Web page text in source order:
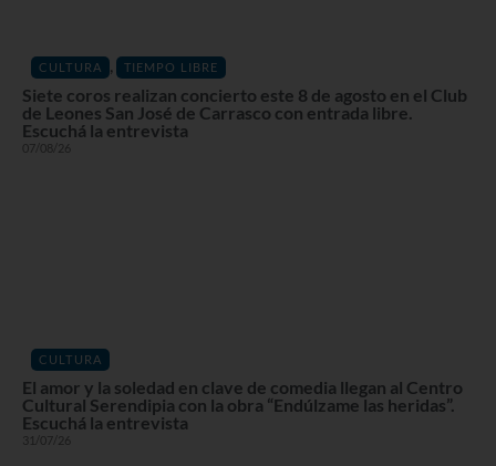
CULTURA , TIEMPO LIBRE
Siete coros realizan concierto este 8 de agosto en el Club
de Leones San José de Carrasco con entrada libre.
Escuchá la entrevista
07/08/26
CULTURA
El amor y la soledad en clave de comedia llegan al Centro
Cultural Serendipia con la obra “Endúlzame las heridas”.
Escuchá la entrevista
31/07/26